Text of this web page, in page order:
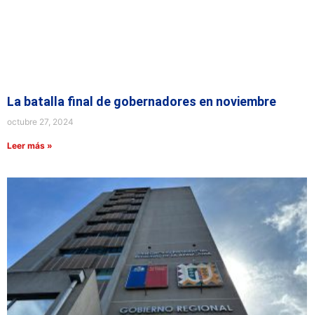
La batalla final de gobernadores en noviembre
octubre 27, 2024
Leer más »